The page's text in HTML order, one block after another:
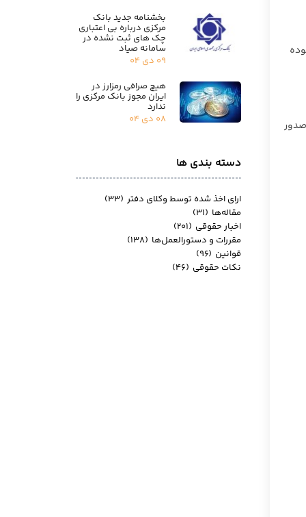
دسته بندی ها
بخشنامه جدید بانک
مرکزی درباره بی اعتباری
چک های ثبت نشده در
سامانه صیاد
۰۹ دی ۰۴
هیچ صرافی رمزارز در
ایران مجوز بانک مرکزی را
ندارد
۰۸ دی ۰۴
ارای اخذ شده توسط وکلای دفتر (۳۳)
مقاله‌ها (۳۱)
اخبار حقوقی (۲۰۱)
مقررات و دستورالعمل‌ها (۱۳۸)
قوانین (۹۶)
نکات حقوقی (۴۶)